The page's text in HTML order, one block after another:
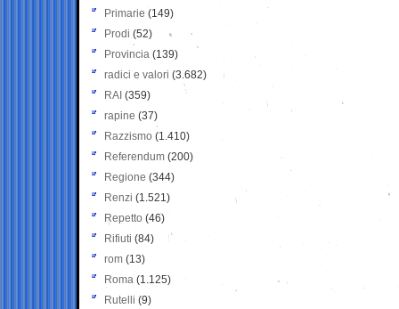
Primarie (149)
Prodi (52)
Provincia (139)
radici e valori (3.682)
RAI (359)
rapine (37)
Razzismo (1.410)
Referendum (200)
Regione (344)
Renzi (1.521)
Repetto (46)
Rifiuti (84)
rom (13)
Roma (1.125)
Rutelli (9)